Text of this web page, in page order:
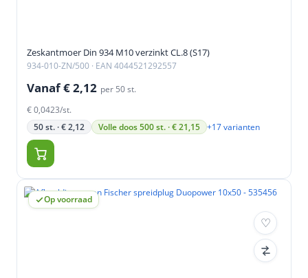
Zeskantmoer Din 934 M10 verzinkt CL.8 (S17)
934-010-ZN/500 · EAN 4044521292557
Vanaf € 2,12 per 50 st.
€ 0,0423/st.
50 st. · € 2,12 Volle doos 500 st. · € 21,15 +17 varianten
Op voorraad